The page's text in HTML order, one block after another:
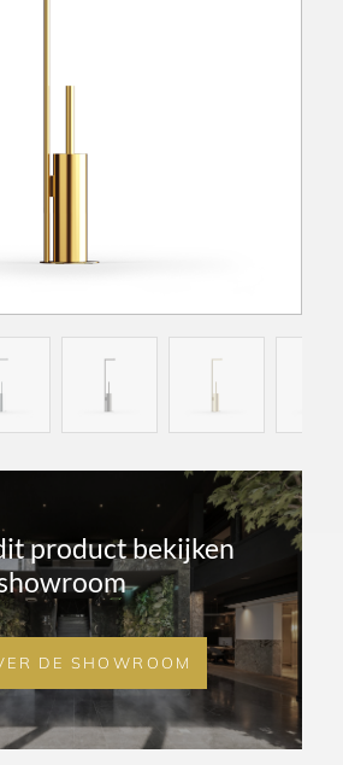
product bekijken
DE SHOWROOM